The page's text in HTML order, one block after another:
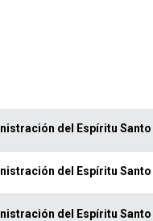
del Espíritu Santo
del Espíritu Santo
del Espíritu Santo